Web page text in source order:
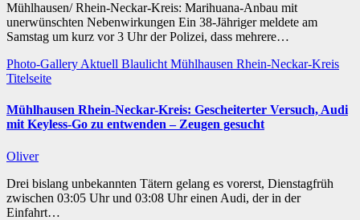
Mühlhausen/ Rhein-Neckar-Kreis: Marihuana-Anbau mit
unerwünschten Nebenwirkungen Ein 38-Jähriger meldete am
Samstag um kurz vor 3 Uhr der Polizei, dass mehrere…
Photo-Gallery Aktuell Blaulicht Mühlhausen Rhein-Neckar-Kreis
Titelseite
Mühlhausen Rhein-Neckar-Kreis: Gescheiterter Versuch, Audi
mit Keyless-Go zu entwenden – Zeugen gesucht
Oliver
Drei bislang unbekannten Tätern gelang es vorerst, Dienstagfrüh
zwischen 03:05 Uhr und 03:08 Uhr einen Audi, der in der
Einfahrt…